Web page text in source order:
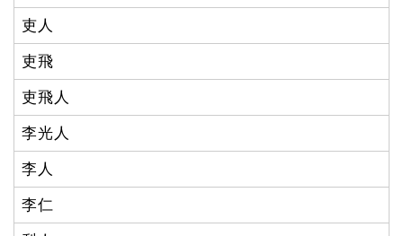
吏人
吏飛
吏飛人
李光人
李人
李仁